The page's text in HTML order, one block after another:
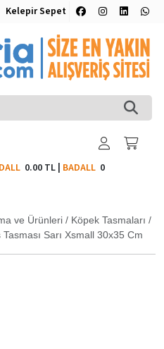
Kelepir Sepet
0.00 TL| BADALL0
ve Ürünleri / Köpek Tasmaları /
Sarı Xsmall 30x35 Cm